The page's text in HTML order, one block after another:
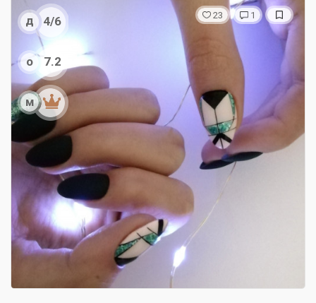
д 4/6
о 7.2
м
23 1